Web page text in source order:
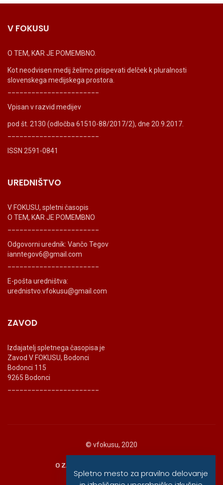
V FOKUSU
O TEM, KAR JE POMEMBNO.
Kot neodvisen medij želimo prispevati delček k pluralnosti
slovenskega medijskega prostora.
Vpisan v razvid medijev
pod št. 2130 (odločba 61510-88/2017/2), dne 20.9.2017.
ISSN 2591-0841
UREDNIŠTVO
V FOKUSU, spletni časopis
O TEM, KAR JE POMEMBNO
Odgovorni urednik: Vančo Tegov
ianntegov6@gmail.com
E-pošta uredništva:
urednistvo.vfokusu@gmail.com
ZAVOD
Izdajatelj spletnega časopisa je
Zavod V FOKUSU, Bodonci
Bodonci 115
9265 Bodonci
© vfokusu, 2020
O ZAVODU
Spletno mesto za pravilno delovanje